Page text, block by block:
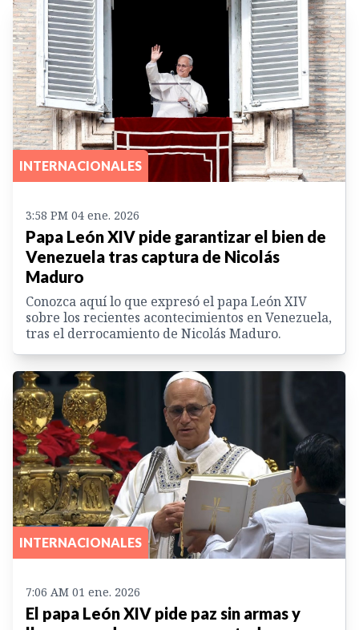
INTERNACIONALES
3:58 PM 04 ene. 2026
Papa León XIV pide garantizar el bien de
Venezuela tras captura de Nicolás
Maduro
Conozca aquí lo que expresó el papa León XIV
sobre los recientes acontecimientos en Venezuela,
tras el derrocamiento de Nicolás Maduro.
INTERNACIONALES
7:06 AM 01 ene. 2026
El papa León XIV pide paz sin armas y